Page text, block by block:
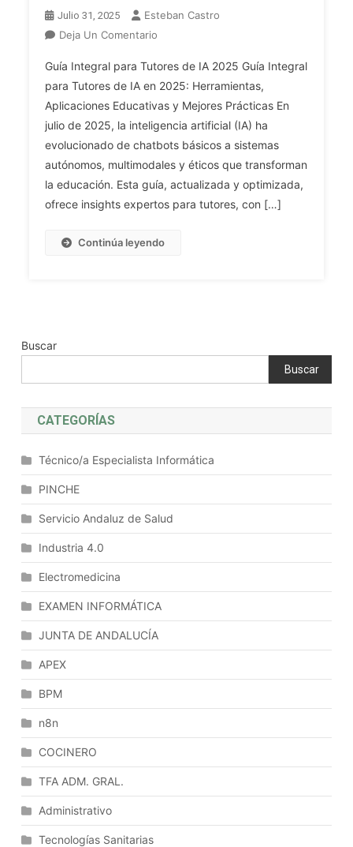
Julio 31, 2025
Esteban Castro
Deja Un Comentario
Integral
Para
Tutores
De
IA
En
2025:
Aplicaciones
Guía Integral para Tutores de IA 2025 Guía Integral
para Tutores de IA en 2025: Herramientas,
Aplicaciones Educativas y Mejores Prácticas En
julio de 2025, la inteligencia artificial (IA) ha
evolucionado de chatbots básicos a sistemas
autónomos, multimodales y éticos que transforman
la educación. Esta guía, actualizada y optimizada,
ofrece insights expertos para tutores, con […]
Continúa leyendo
Buscar
Buscar
CATEGORÍAS
Técnico/a Especialista Informática
PINCHE
Servicio Andaluz de Salud
Industria 4.0
Electromedicina
EXAMEN INFORMÁTICA
JUNTA DE ANDALUCÍA
APEX
BPM
n8n
COCINERO
TFA ADM. GRAL.
Administrativo
Tecnologías Sanitarias